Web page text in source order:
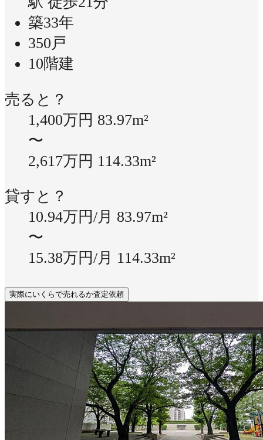
築33年
350戸
10階建
売ると？
1,400万円 83.97m²
〜
2,617万円 114.33m²
貸すと？
10.94万円/月 83.97m²
〜
15.38万円/月 114.33m²
実際にいくらで売れるか査定依頼